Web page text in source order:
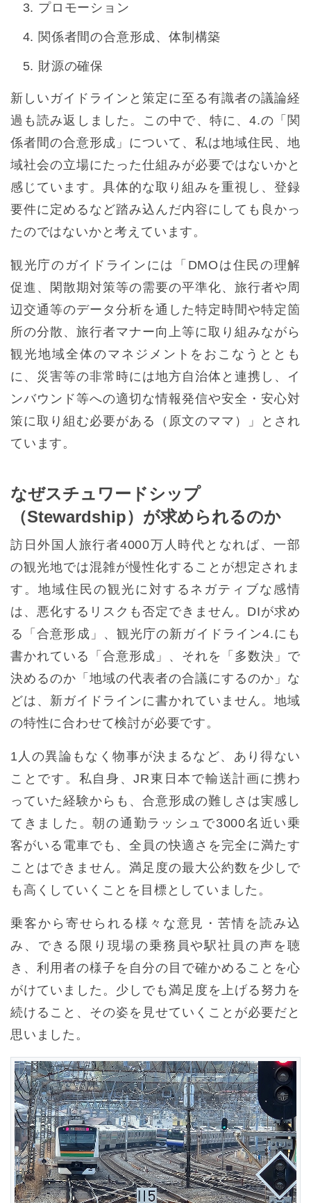
プロモーション
関係者間の合意形成、体制構築
財源の確保
新しいガイドラインと策定に至る有識者の議論経
過も読み返しました。この中で、特に、4.の「関
係者間の合意形成」について、私は地域住民、地
域社会の立場にたった仕組みが必要ではないかと
感じています。具体的な取り組みを重視し、登録
要件に定めるなど踏み込んだ内容にしても良かっ
たのではないかと考えています。
観光庁のガイドラインには「DMOは住民の理解
促進、閑散期対策等の需要の平準化、旅行者や周
辺交通等のデータ分析を通した特定時間や特定箇
所の分散、旅行者マナー向上等に取り組みながら
観光地域全体のマネジメントをおこなうととも
に、災害等の非常時には地方自治体と連携し、イ
ンバウンド等への適切な情報発信や安全・安心対
策に取り組む必要がある（原文のママ）」とされ
ています。
なぜスチュワードシップ
（Stewardship）が求められるのか
訪日外国人旅行者4000万人時代となれば、一部
の観光地では混雑が慢性化することが想定されま
す。地域住民の観光に対するネガティブな感情
は、悪化するリスクも否定できません。DIが求め
る「合意形成」、観光庁の新ガイドライン4.にも
書かれている「合意形成」、それを「多数決」で
決めるのか「地域の代表者の合議にするのか」な
どは、新ガイドラインに書かれていません。地域
の特性に合わせて検討が必要です。
1人の異論もなく物事が決まるなど、あり得ない
ことです。私自身、JR東日本で輸送計画に携わ
っていた経験からも、合意形成の難しさは実感し
てきました。朝の通勤ラッシュで3000名近い乗
客がいる電車でも、全員の快適さを完全に満たす
ことはできません。満足度の最大公約数を少しで
も高くしていくことを目標としていました。
乗客から寄せられる様々な意見・苦情を読み込
み、できる限り現場の乗務員や駅社員の声を聴
き、利用者の様子を自分の目で確かめることを心
がけていました。少しでも満足度を上げる努力を
続けること、その姿を見せていくことが必要だと
思いました。